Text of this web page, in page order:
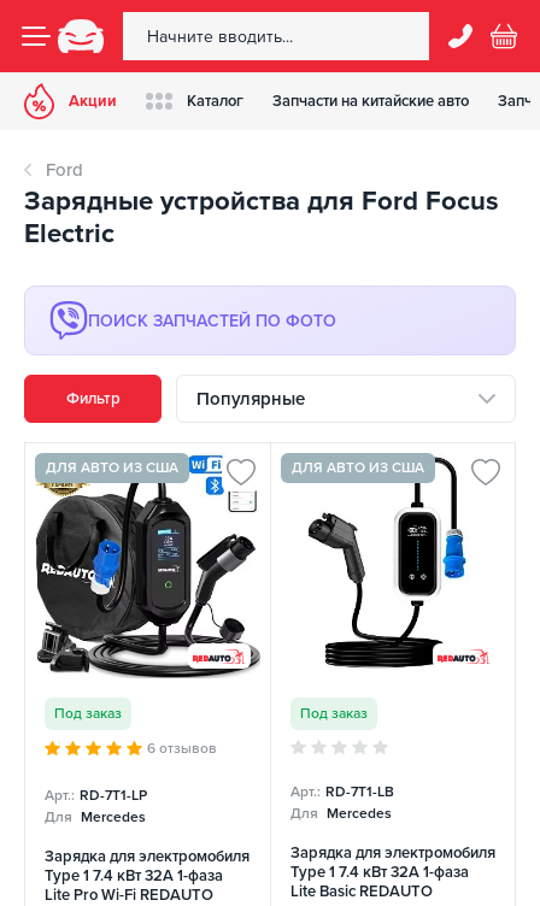
Акции Каталог Запчасти на китайские авто
Ford
Зарядные устройства для Ford Focus
Electric
ПОИСК ЗАПЧАСТЕЙ ПО ФОТО
Фильтр Популярные
ДЛЯ АВТО ИЗ США
Под заказ
6 отзывов
Арт.: RD-7T1-LP
Для Mercedes
Зарядка для электромобиля
Type 1 7.4 кВт 32А 1-фаза
Lite Pro Wi-Fi REDAUTO
ДЛЯ АВТО ИЗ США
Под заказ
Арт.: RD-7T1-LB
Для Mercedes
Зарядка для электромобиля
Type 1 7.4 кВт 32А 1-фаза
Lite Basic REDAUTO